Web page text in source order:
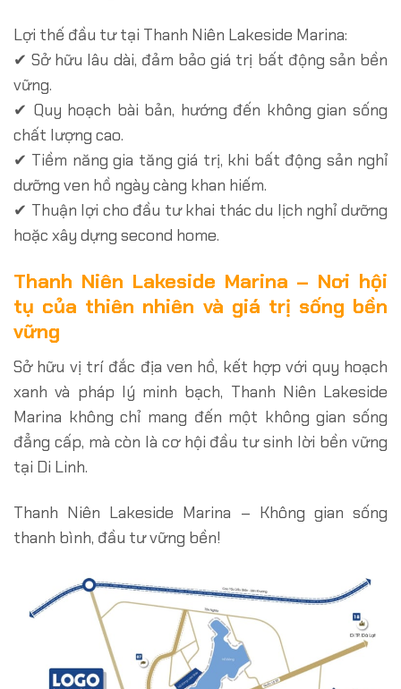
Lợi thế đầu tư tại Thanh Niên Lakeside Marina:
✔ Sở hữu lâu dài, đảm bảo giá trị bất động sản bền
vững.
✔ Quy hoạch bài bản, hướng đến không gian sống
chất lượng cao.
✔ Tiềm năng gia tăng giá trị, khi bất động sản nghỉ
dưỡng ven hồ ngày càng khan hiếm.
✔ Thuận lợi cho đầu tư khai thác du lịch nghỉ dưỡng
hoặc xây dựng second home.
Thanh Niên Lakeside Marina – Nơi hội
tụ của thiên nhiên và giá trị sống bền
vững
Sở hữu vị trí đắc địa ven hồ, kết hợp với quy hoạch
xanh và pháp lý minh bạch, Thanh Niên Lakeside
Marina không chỉ mang đến một không gian sống
đẳng cấp, mà còn là cơ hội đầu tư sinh lời bền vững
tại Di Linh.
Thanh Niên Lakeside Marina – Không gian sống
thanh bình, đầu tư vững bền!